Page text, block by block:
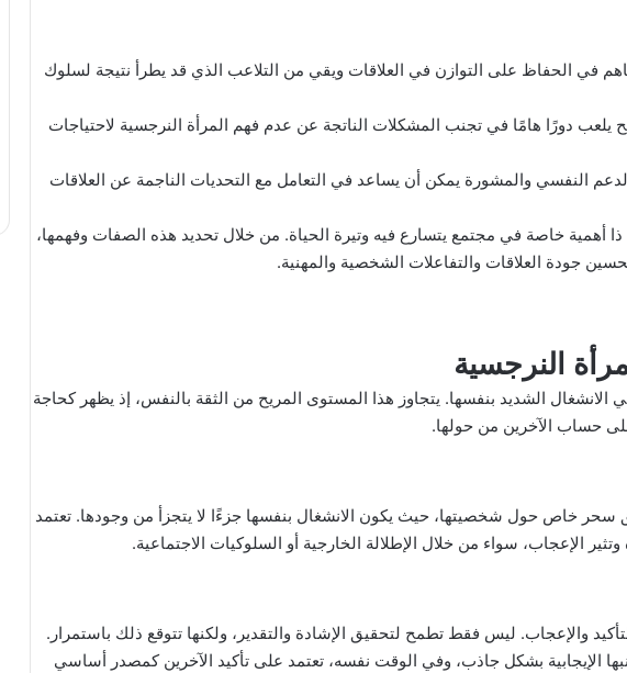
في الحفاظ على التوازن في العلاقات ويقي من التلاعب الذي قد يطرأ نتيجة لسلوك
يلعب دورًا هامًا في تجنب المشكلات الناتجة عن عدم فهم المرأة النرجسية لاحتياجات
النفسي والمشورة يمكن أن يساعد في التعامل مع التحديات الناجمة عن العلاقات
ذا أهمية خاصة في مجتمع يتسارع فيه وتيرة الحياة. من خلال تحديد هذه الصفات وفهمها،
جودة العلاقات والتفاعلات الشخصية والمهنية.
النرجسية
الانشغال الشديد بنفسها. يتجاوز هذا المستوى المريح من الثقة بالنفس، إذ يظهر كحاجة
على حساب الآخرين من حولها.
سحر خاص حول شخصيتها، حيث يكون الانشغال بنفسها جزءًا لا يتجزأ من وجودها. تعتمد
الإعجاب، سواء من خلال الإطلالة الخارجية أو السلوكيات الاجتماعية.
والإعجاب. ليس فقط تطمح لتحقيق الإشادة والتقدير، ولكنها تتوقع ذلك باستمرار.
الإيجابية بشكل جاذب، وفي الوقت نفسه، تعتمد على تأكيد الآخرين كمصدر أساسي